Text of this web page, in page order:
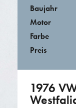
Baujahr
Motor
Farbe
Preis
1976